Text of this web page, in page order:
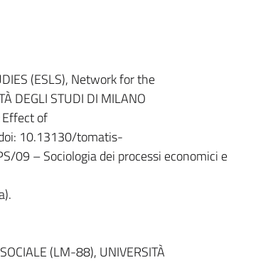
(ESLS), Network for the
DEGLI STUDI DI MILANO
Effect of
10.13130/tomatis-
09 – Sociologia dei processi economici e
(LM-88), UNIVERSITÀ